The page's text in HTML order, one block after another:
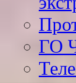
ГО